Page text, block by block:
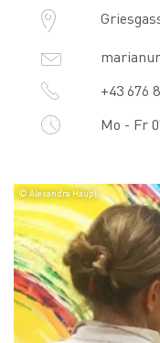
+43 676
Mo - Fr
© Alexandra Häupl